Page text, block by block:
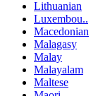
Lithuanian
Luxembou..
Macedonian
Malagasy
Malay
Malayalam
Maltese